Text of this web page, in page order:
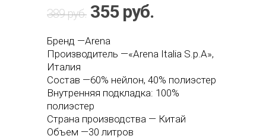
389руб. Первоначальная
составляла
389 руб..
355 руб.
355 руб..
Бренд —Arena
Производитель —«Arena Italia S.p.A»,
Италия
Состав —60% нейлон, 40% полиэстер
Внутренняя подкладка: 100%
полиэстер
Страна производства — Китай
Объем —30 литров